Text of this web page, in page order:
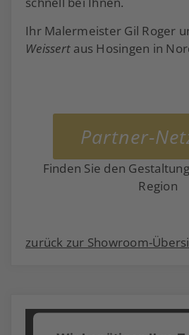
Ihr Malermeister Gil Roger
Weissert aus Hosingen in
Partner-
Finden Sie den
Region
zurück zur Showroom-